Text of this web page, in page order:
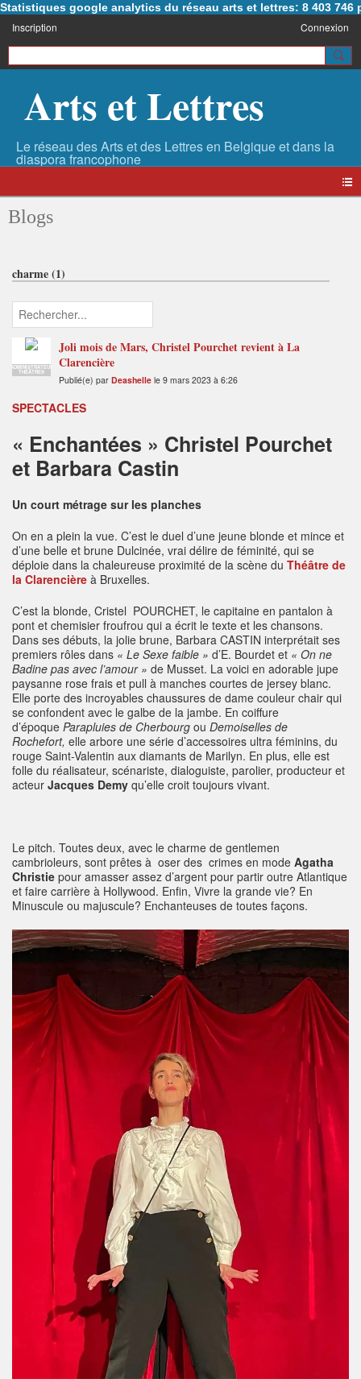
Statistiques google analytics du réseau arts et lettres: 8 403 746
Inscription Connexion
Arts et Lettres
Blogs
charme (1)
ADMINISTRATEUR
THÉÂTRES
Joli mois de Mars, Christel Pourchet revient à La
Clarencière
Publié(e) par Deashelle le 9 mars 2023 à 6:26
SPECTACLES
« Enchantées » Christel Pourchet
et Barbara Castin
Un court métrage sur les planches
On en a plein la vue. C’est le duel d’une jeune blonde et mince et
d’une belle et brune Dulcinée, vrai délire de féminité, qui se
déploie dans la chaleureuse proximité de la scène du Théâtre de
la Clarencière à Bruxelles.
C’est la blonde, Cristel POURCHET, le capitaine en pantalon à
pont et chemisier froufrou qui a écrit le texte et les chansons.
Dans ses débuts, la jolie brune, Barbara CASTIN interprétait ses
premiers rôles dans « Le Sexe faible » d’E. Bourdet et « On ne
Badine pas avec l’amour » de Musset. La voici en adorable jupe
paysanne rose frais et pull à manches courtes de jersey blanc.
Elle porte des incroyables chaussures de dame couleur chair qui
se confondent avec le galbe de la jambe. En coiffure
d’époque Parapluies de Cherbourg ou Demoiselles de
Rochefort, elle arbore une série d’accessoires ultra féminins, du
rouge Saint-Valentin aux diamants de Marilyn. En plus, elle est
folle du réalisateur, scénariste, dialoguiste, parolier, producteur et
acteur Jacques Demy qu’elle croit toujours vivant.
Le pitch. Toutes deux, avec le charme de gentlemen
cambrioleurs, sont prêtes à oser des crimes en mode Agatha
Christie pour amasser assez d’argent pour partir outre Atlantique
et faire carrière à Hollywood. Enfin, Vivre la grande vie? En
Minuscule ou majuscule? Enchanteuses de toutes façons.